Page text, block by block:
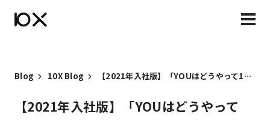
Blog 10X Blog 【2021年入社版】「YOUはどうやって10Xに？」
【2021年入社版】「YOUはどうやって